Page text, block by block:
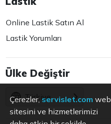
Online Lastik Satın Al
Lastik Yorumları
Ülke Değiştir
Türkiye
Çerezler, servislet.com web
sitesini ve hizmetlerimizi